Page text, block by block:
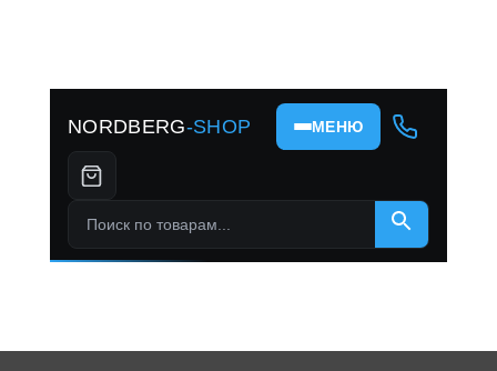
NORDBERG-SHOP МЕНЮ
Поиск по товарам...
×